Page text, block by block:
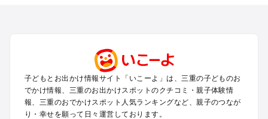
志摩・南伊勢のプールお出かけ
伊勢・二見のプールお出かけ
熊野・尾鷲・紀伊長島のプールお出かけ
鳥羽市（菅島・答志島）のプールお出かけ
南鳥羽のプールお出かけ
子どもとお出かけ情報サイト「いこーよ」は、三重の子どものお
でかけ情報、三重のお出かけスポットのクチコミ・親子体験情
報、三重のおでかけスポット人気ランキングなど、親子のつなが
り・幸せを願って日々運営しております。